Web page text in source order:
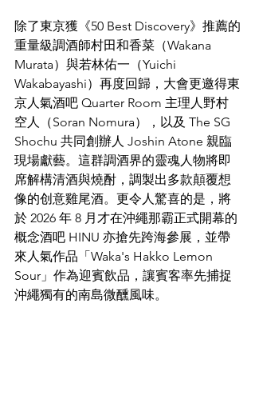
除了東京獲《50 Best Discovery》推薦的
重量級調酒師村田和香菜（Wakana
Murata）與若林佑一（Yuichi
Wakabayashi）再度回歸，大會更邀得東
京人氣酒吧 Quarter Room 主理人野村
空人（Soran Nomura），以及 The SG
Shochu 共同創辦人 Joshin Atone 親臨
現場獻藝。這群調酒界的靈魂人物將即
席解構清酒與燒酎，調製出多款顛覆想
像的创意雞尾酒。更令人驚喜的是，將
於 2026 年 8 月才在沖繩那霸正式開幕的
概念酒吧 HINU 亦搶先跨海參展，並帶
來人氣作品「Waka's Hakko Lemon
Sour」作為迎賓飲品，讓賓客率先捕捉
沖繩獨有的南島微醺風味。